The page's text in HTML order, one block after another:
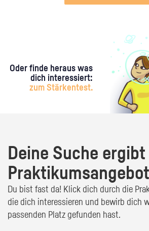
Oder finde heraus was
dich interessiert:
zum Stärkentest.
Deine Suche ergibt
Du bist fast da! Klick dich durch die
die dich interessieren und bewirb dich
passenden Platz gefunden hast.